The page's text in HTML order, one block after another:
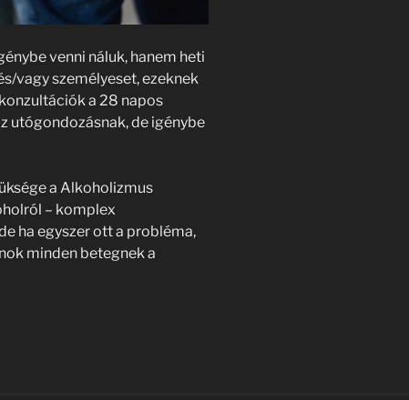
venni náluk, hanem heti
vagy személyeset, ezeknek
a 28 napos
utógondozásnak, de igénybe
a Alkoholizmus
– komplex
ha egyszer ott a probléma,
minden betegnek a